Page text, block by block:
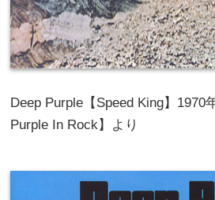
Deep Purple【Speed King】1970
Purple In Rock】より